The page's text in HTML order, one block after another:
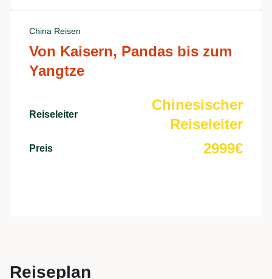
China Reisen
Von Kaisern, Pandas bis zum
Yangtze
Reiseleiter
Chinesischer
Reiseleiter
Preis 2999€
Reiseplan